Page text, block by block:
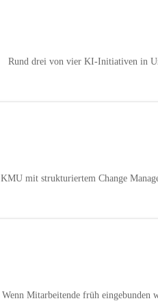
Rund drei von vier KI-Initiativen in
KMU mit strukturiertem Change
Wenn Mitarbeitende früh eingebunden